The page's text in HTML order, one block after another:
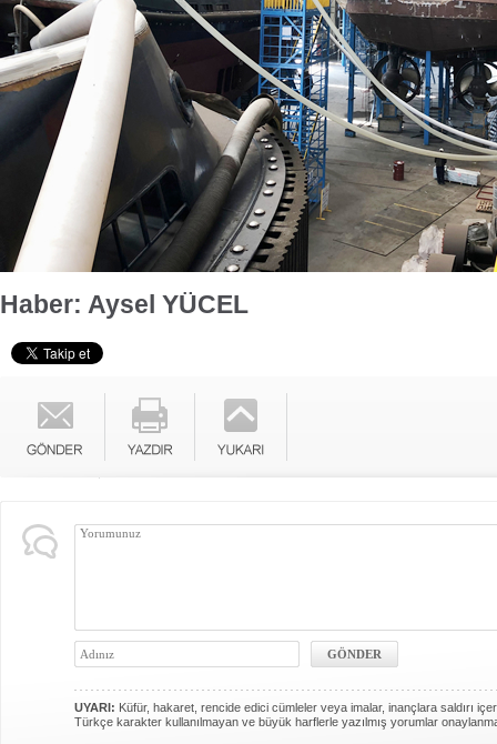
Haber: Aysel YÜCEL
UYARI: Küfür, hakaret, rencide edici cümleler veya imalar, inançlara saldırı
Türkçe karakter kullanılmayan ve büyük harflerle yazılmış yorumlar